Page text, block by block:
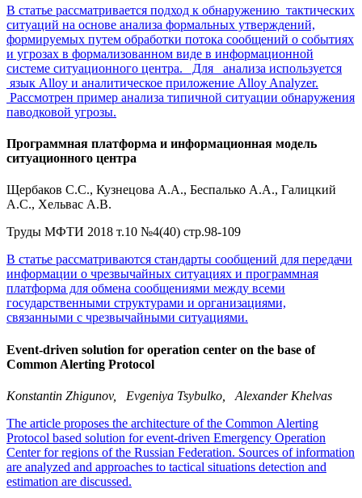
В статье рассматривается подход к обнаружению тактических
ситуаций на основе анализа формальных утверждений,
формируемых путем обработки потока сообщений о событиях
и угрозах в формализованном виде в информационной
системе ситуационного центра. Для анализа используется
язык Alloy и аналитическое приложение Alloy Analyzer.
Рассмотрен пример анализа типичной ситуации обнаружения
паводковой угрозы.
Программная платформа и информационная модель
ситуационного центра
Щербаков С.С., Кузнецова А.А., Беспалько А.А., Галицкий
А.С., Хельвас А.В.
Труды МФТИ 2018 т.10 №4(40) стр.98-109
В статье рассматриваются стандарты сообщений для передачи
информации о чрезвычайных ситуациях и программная
платформа для обмена сообщениями между всеми
государственными структурами и организациями,
связанными с чрезвычайными ситуациями.
Event-driven solution for operation center on the base of
Common Alerting Protocol
Konstantin Zhigunov, Evgeniya Tsybulko, Alexander Khelvas
The article proposes the architecture of the Common Alerting
Protocol based solution for event-driven Emergency Operation
Center for regions of the Russian Federation. Sources of information
are analyzed and approaches to tactical situations detection and
estimation are discussed.